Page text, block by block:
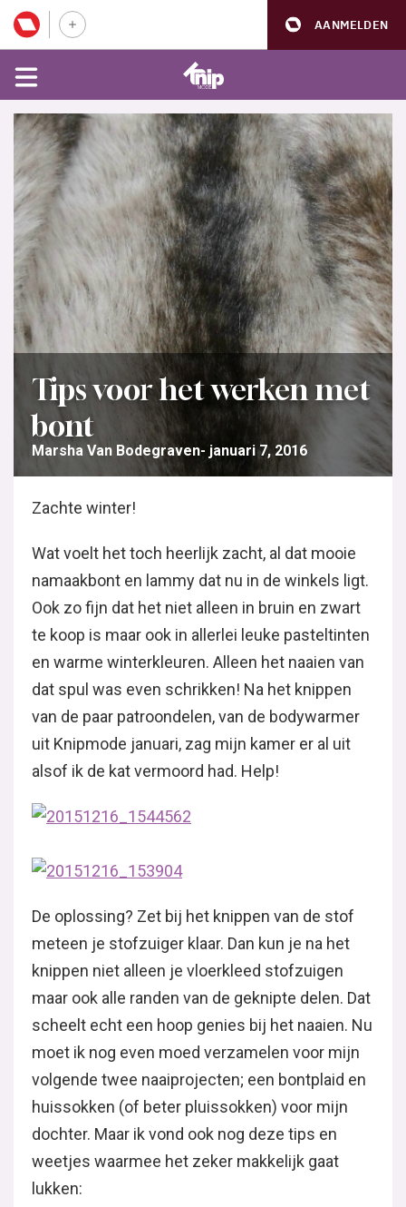
AANMELDEN
Tips voor het werken met
bont
Marsha Van Bodegraven januari 7, 2016
Zachte winter!
Wat voelt het toch heerlijk zacht, al dat mooie
namaakbont en lammy dat nu in de winkels ligt.
Ook zo fijn dat het niet alleen in bruin en zwart
te koop is maar ook in allerlei leuke pasteltinten
en warme winterkleuren. Alleen het naaien van
dat spul was even schrikken! Na het knippen
van de paar patroondelen, van de bodywarmer
uit Knipmode januari, zag mijn kamer er al uit
alsof ik de kat vermoord had. Help!
De oplossing? Zet bij het knippen van de stof
meteen je stofzuiger klaar. Dan kun je na het
knippen niet alleen je vloerkleed stofzuigen
maar ook alle randen van de geknipte delen. Dat
scheelt echt een hoop genies bij het naaien. Nu
moet ik nog even moed verzamelen voor mijn
volgende twee naaiprojecten; een bontplaid en
huissokken (of beter pluissokken) voor mijn
dochter. Maar ik vond ook nog deze tips en
weetjes waarmee het zeker makkelijk gaat
lukken: